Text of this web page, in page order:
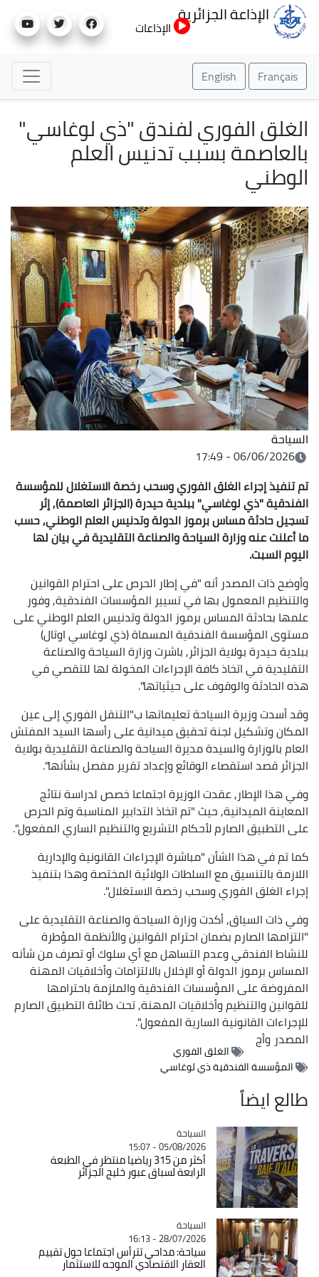
إلى
الإذاعة الجزائرية
الإذاعات
Français
English
الغلق الفوري لفندق "ذي لوغاسي"
بالعاصمة بسبب تدنيس العلم
الوطني
السياحة
06/06/2026 - 17:49
تم تنفيذ إجراء الغلق الفوري وسحب رخصة الاستغلال للمؤسسة
الفندقية "ذي لوغاسي" ببلدية حيدرة (الجزائر العاصمة), إثر
تسجيل حادثة مساس برموز الدولة وتدنيس العلم الوطني, حسب
ما أعلنت عنه وزارة السياحة والصناعة التقليدية في بيان لها
اليوم السبت.
وأوضح ذات المصدر أنه "في إطار الحرص على احترام القوانين
والتنظيم المعمول بها في تسيير المؤسسات الفندقية, وفور
علمها بحادثة المساس برموز الدولة وتدنيس العلم الوطني على
مستوى المؤسسة الفندقية المسماة (ذي لوغاسي اوتال)
ببلدية حيدرة بولاية الجزائر, باشرت وزارة السياحة والصناعة
التقليدية في اتخاذ كافة الإجراءات المخولة لها للتقصي في
هذه الحادثة والوقوف على حيثياتها".
وقد أسدت وزيرة السياحة تعليماتها ب"التنقل الفوري إلى عين
المكان وتشكيل لجنة تحقيق ميدانية على رأسها السيد المفتش
العام بالوزارة والسيدة مديرة السياحة والصناعة التقليدية بولاية
الجزائر قصد استقصاء الوقائع وإعداد تقرير مفصل بشأنها".
وفي هذا الإطار, عقدت الوزيرة اجتماعا خصص لدراسة نتائج
المعاينة الميدانية, حيث "تم اتخاذ التدابير المناسبة وتم الحرص
على التطبيق الصارم لأحكام التشريع والتنظيم الساري المفعول".
كما تم في هذا الشأن "مباشرة الإجراءات القانونية والإدارية
اللازمة بالتنسيق مع السلطات الولائية المختصة وهذا بتنفيذ
إجراء الغلق الفوري وسحب رخصة الاستغلال".
وفي ذات السياق, أكدت وزارة السياحة والصناعة التقليدية على
"التزامها الصارم بضمان احترام القوانين والأنظمة المؤطرة
للنشاط الفندقي وعدم التساهل مع أي سلوك أو تصرف من شأنه
المساس برموز الدولة أو الإخلال بالالتزامات وأخلاقيات المهنة
المفروضة على المؤسسات الفندقية والملزمة باحترامها
للقوانين والتنظيم وأخلاقيات المهنة, تحت طائلة التطبيق الصارم
للإجراءات القانونية السارية المفعول".
المصدروأج
الغلق الفوري
المؤسسة الفندقية ذي لوغاسي
طالع ايضاً
Catégorie
السياحة
05/08/2026 - 15:07
أكثر من 315 رياضيا منتظر في الطبعة
الرابعة لسباق عبور خليج الجزائر
Catégorie
السياحة
28/07/2026 - 16:13
سياحة: مداحي تترأس اجتماعا حول تقييم
العقار الاقتصادي الموجه للاستثمار